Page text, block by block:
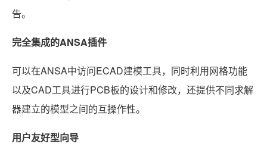
告。
完全集成的ANSA插件
可以在ANSA中访问ECAD建模工具，同时利用网格功能
以及CAD工具进行PCB板的设计和修改，还提供不同求解
器建立的模型之间的互操作性。
用户友好型向导